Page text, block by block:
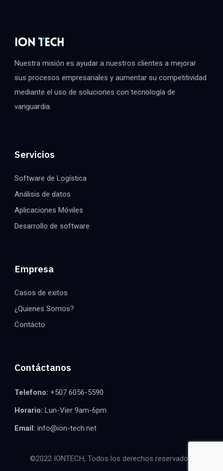
Nuestra misión es ayudar a nuestros clientes a mejorar
sus procesos empresariales y aumentar su competitividad
mediante el uso de soluciones con tecnología de
vanguardia.
Servicios
Software de Logística
Análisis de datos
Aplicaciones Móviles
Desarrollo de software
Empresa
Casos de exitos
¿Quienes Somos?
Contácto
Contáctanos
Telefono: +507 6056-5590
Horario: Lun-Vier 9am-6pm
Email: info@ion-tech.net
©2022 IONTECH, Todos los derechos reservados.